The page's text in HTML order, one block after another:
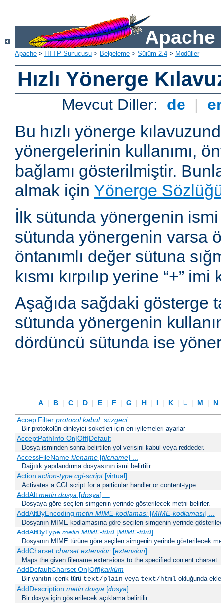
Apache
Apache > HTTP Sunucusu > Belgeleme > Sürüm 2.4 > Modüller
Hızlı Yönerge
Mevcut Diller: de |
Bu hızlı yönerge
yönergelerinin kullanımı,
bağlamı gösterilmiştir.
almak için Yönerge
İlk sütunda yönergenin
sütunda yönergenin varsa
öntanımlı değer sütuna
kısmı kırpılıp yerine “+”
Aşağıda sağdaki gösterge
sütunda yönergenin
dördüncü sütunda ise
A | B | C | D | E | F | G | H | I | K | L | M | N
AcceptFilter protocol kabul_süzgeci
Bir protokolün dinleyici soketleri için en iyilemeleri ayarlar
AcceptPathInfo On|Off|Default
Dosya isminden sonra belirtilen yol verisini kabul veya reddeder.
AccessFileName filename[filename] ...
Dağıtık yapılandırma dosyasının ismi belirtilir.
Action action-type cgi-script[virtual]
Activates a CGI script for a particular handler or content-type
AddAlt metin dosya[dosya] ...
Dosyaya göre seçilen simgenin yerinde gösterilecek metni belirler.
AddAltByEncoding metin MIME-kodlaması[MIME-kodlaması] ...
Dosyanın MIME kodlamasına göre seçilen simgenin yerinde
AddAltByType metin MIME-türü[MIME-türü] ...
Dosyanın MIME türüne göre seçilen simgenin yerinde gösterilecek
AddCharset charset extension[extension] ...
Maps the given filename extensions to the specified content charset
AddDefaultCharset On|Off|karküm
Bir yanıtın içerik türü text/plain veya text/html olduğunda
AddDescription metin dosya[dosya] ...
Bir dosya için gösterilecek açıklama belirtilir.